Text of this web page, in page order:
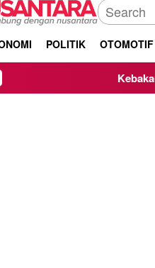
POLITIK OTOMOTIF
Kebakaran Hutan di